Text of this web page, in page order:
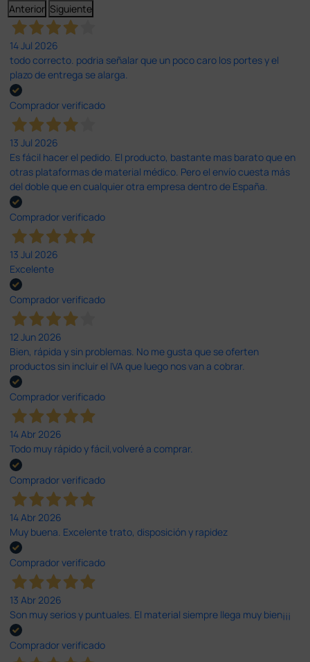
Anterior Siguiente
14 Jul 2026
todo correcto. podria señalar que un poco caro los portes y el
plazo de entrega se alarga.
Comprador verificado
13 Jul 2026
Es fácil hacer el pedido. El producto, bastante mas barato que en
otras plataformas de material médico. Pero el envío cuesta más
del doble que en cualquier otra empresa dentro de España.
Comprador verificado
13 Jul 2026
Excelente
Comprador verificado
12 Jun 2026
Bien, rápida y sin problemas. No me gusta que se oferten
productos sin incluir el IVA que luego nos van a cobrar.
Comprador verificado
14 Abr 2026
Todo muy rápido y fácil,volveré a comprar.
Comprador verificado
14 Abr 2026
Muy buena. Excelente trato, disposición y rapidez
Comprador verificado
13 Abr 2026
Son muy serios y puntuales. El material siempre llega muy bien¡¡¡
Comprador verificado